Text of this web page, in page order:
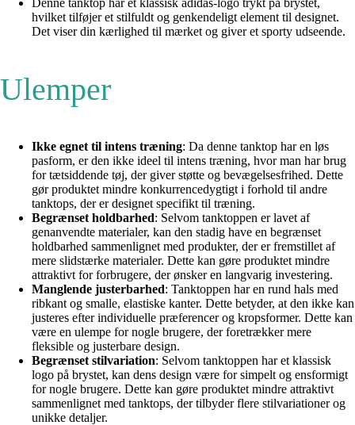
hvilket tilføjer et stilfuldt og genkendeligt element til designet.
Det viser din kærlighed til mærket og giver et sporty udseende.
Ulemper
Ikke egnet til intens træning: Da denne tanktop har en løs
pasform, er den ikke ideel til intens træning, hvor man har brug
for tætsiddende tøj, der giver støtte og bevægelsesfrihed. Dette
gør produktet mindre konkurrencedygtigt i forhold til andre
tanktops, der er designet specifikt til træning.
Begrænset holdbarhed: Selvom tanktoppen er lavet af
genanvendte materialer, kan den stadig have en begrænset
holdbarhed sammenlignet med produkter, der er fremstillet af
mere slidstærke materialer. Dette kan gøre produktet mindre
attraktivt for forbrugere, der ønsker en langvarig investering.
Manglende justerbarhed: Tanktoppen har en rund hals med
ribkant og smalle, elastiske kanter. Dette betyder, at den ikke kan
justeres efter individuelle præferencer og kropsformer. Dette kan
være en ulempe for nogle brugere, der foretrækker mere
fleksible og justerbare design.
Begrænset stilvariation: Selvom tanktoppen har et klassisk
logo på brystet, kan dens design være for simpelt og ensformigt
for nogle brugere. Dette kan gøre produktet mindre attraktivt
sammenlignet med tanktops, der tilbyder flere stilvariationer og
unikke detaljer.